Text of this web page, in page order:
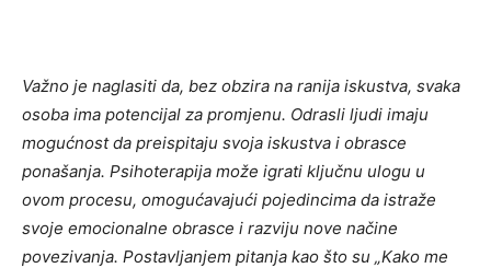
Važno je naglasiti da, bez obzira na ranija iskustva, svaka
osoba ima potencijal za promjenu. Odrasli ljudi imaju
mogućnost da preispitaju svoja iskustva i obrasce
ponašanja. Psihoterapija može igrati ključnu ulogu u
ovom procesu, omogućavajući pojedincima da istraže
svoje emocionalne obrasce i razviju nove načine
povezivanja. Postavljanjem pitanja kao što su „Kako me